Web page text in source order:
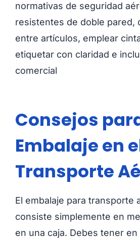
normativas de seguridad
resistentes de doble pared,
entre artículos, emplear
etiquetar con claridad e
comercial
Consejos
Embalaje en
Transporte
El embalaje para transporte
consiste simplemente en
en una caja. Debes tener